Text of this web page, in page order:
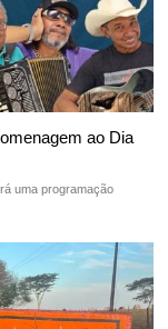
ao Dia
uma programação